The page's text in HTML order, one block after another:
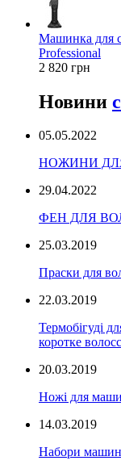
Машинка для
Professional
2 820 грн
Новини
05.05.2022
НОЖИНИ ДЛЯ
29.04.2022
ФЕН ДЛЯ
25.03.2019
Праски для
22.03.2019
Термобігуді
коротке
20.03.2019
Ножі для
14.03.2019
Набори